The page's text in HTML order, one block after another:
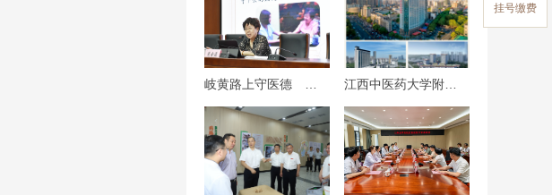
江西中医药大学附属医院医院精神：惟精惟一，止于至善
挂号缴费